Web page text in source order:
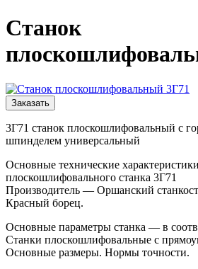
Станок
Заказать
3Г71 станок плоскошлифовальный с
шпинделем универсальный
Основные технические характеристики
плоскошлифовального станка 3Г71
Производитель — Оршанский
Красный борец.
Основные параметры станка — в
Станки плоскошлифовальные с
Основные размеры. Нормы точности.